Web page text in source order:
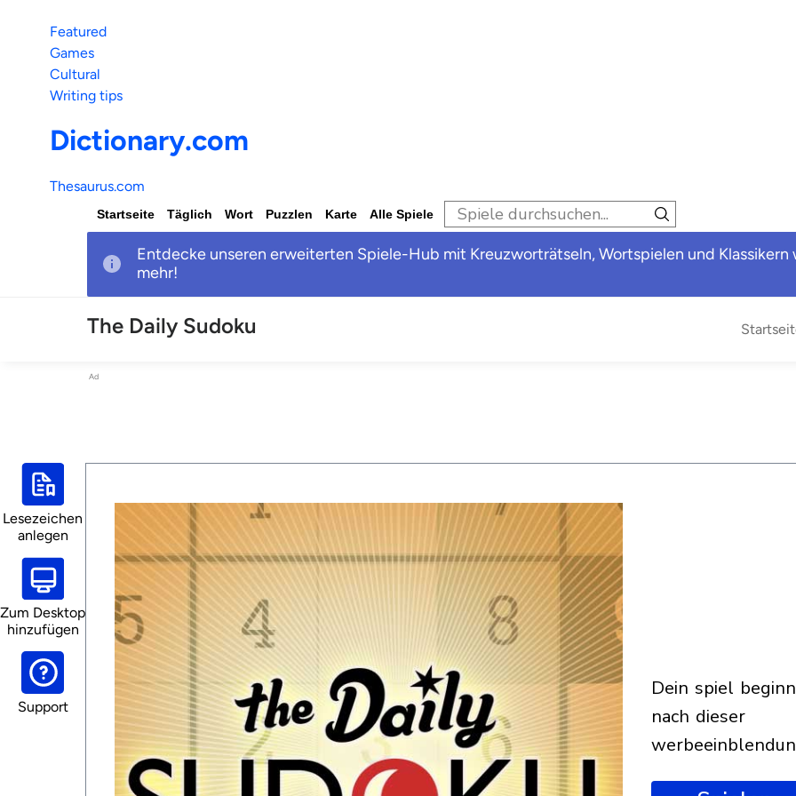
Featured
Games
Cultural
Writing tips
Dictionary.com
Thesaurus.com
Startseite Täglich Wort Puzzlen Karte Alle Spiele
Entdecke unseren erweiterten Spiele-Hub mit Kreuzworträtseln, Wortspielen und Klassikern
mehr!
The Daily Sudoku
Ad
Lesezeichen
anlegen
Zum Desktop
hinzufügen
Support
dein spiel beginnt
nach dieser